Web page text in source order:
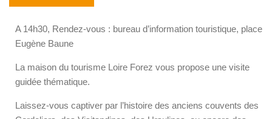
A 14h30, Rendez-vous : bureau d’information touristique, place
Eugène Baune
La maison du tourisme Loire Forez vous propose une visite
guidée thématique.
Laissez-vous captiver par l’histoire des anciens couvents des